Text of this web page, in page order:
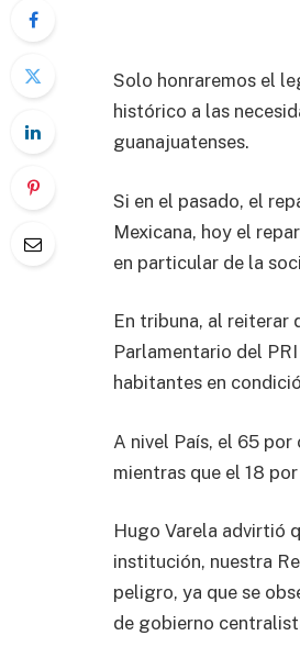
Solo honraremos el
histórico a las
guanajuatenses.
Si en el pasado, el
Mexicana, hoy el
en particular de la
En tribuna, al reiterar
Parlamentario del
habitantes en
A nivel País, el 65
mientras que el 18
Hugo Varela advirtió
institución, nuestra
peligro, ya que se
de gobierno